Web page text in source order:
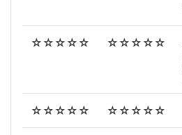
☆☆☆☆☆ ☆☆☆☆☆
☆☆☆☆☆ ☆☆☆☆☆